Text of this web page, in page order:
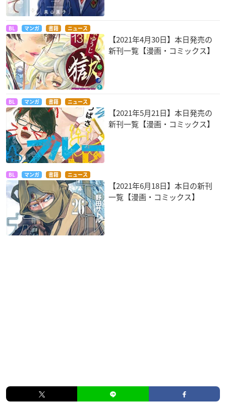
BL マンガ 書籍 ニュース
【2021年4月30日】本日発売の
新刊一覧【漫画・コミックス】
BL マンガ 書籍 ニュース
【2021年5月21日】本日発売の
新刊一覧【漫画・コミックス】
BL マンガ 書籍 ニュース
【2021年6月18日】本日の新刊
一覧【漫画・コミックス】